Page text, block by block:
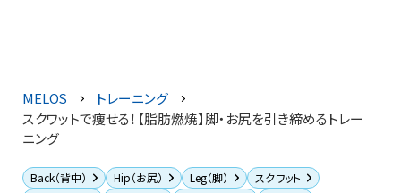
MELOS
トレーニング
スクワットで痩せる！【脂肪燃焼】脚・お尻を引き締めるトレー
ニング
Back（背中） Hip（お尻） Leg（脚）
スクワット